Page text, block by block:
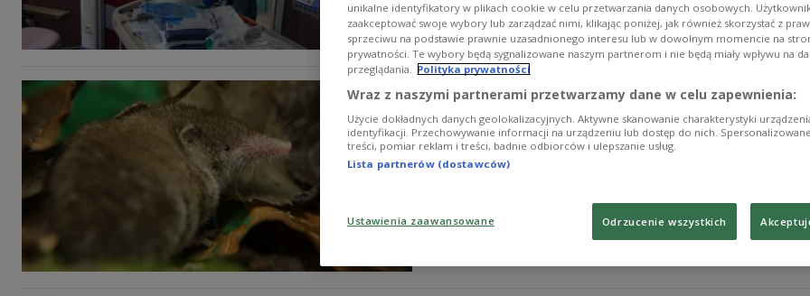
Rzadki wirus zabija w Niemczech.
Nie żyje jeden z mężczyzn zarażonych rzadkim
poniedziałek niemieckie służby sanitarne. Władze
mieszkańców o zachowanie ostrożności.
unikalne identyfikatory w plikach cookie w celu przetwarzania danych osobowych.
zaakceptować swoje wybory lub zarządzać nimi, klikając poniżej, jak również skorzystać z
sprzeciwu na podstawie prawnie uzasadnionego interesu lub w dowolnym momencie na
prywatności. Te wybory będą sygnalizowane naszym partnerom i nie będą miały wpływu na
przeglądania. Polityka prywatności
Wraz z naszymi partnerami przetwarzamy dane w celu zapewnienia:
Użycie dokładnych danych geolokalizacyjnych. Aktywne skanowanie charakterystyki
identyfikacji. Przechowywanie informacji na urządzeniu lub dostęp do nich.
treści, pomiar reklam i treści, badnie odbiorców i ulepszanie usług.
Lista partnerów (dostawców)
Ustawienia zaawansowane Odrzucenie wszystkich